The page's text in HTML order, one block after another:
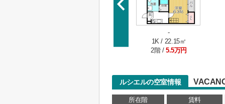
-
1K / 22.15㎡
2階 / 5.5万円
ルシエルの空室情報
所在階 賃料